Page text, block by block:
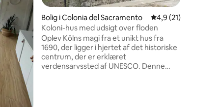
omtaler
Bolig i Colonia del Sacramento 4,9 ud af 5 i
4,9 (21)
Koloni-hus med udsigt over floden
Oplev Kölns magi fra et unikt hus fra
1690, der ligger i hjertet af det historiske
centrum, der er erklæret
verdensarvssted af UNESCO. Denne